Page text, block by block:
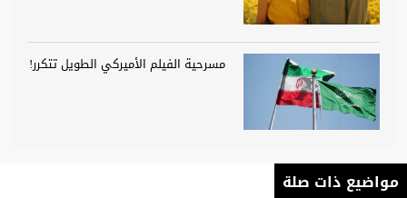
مسرحية الفيلم الأميركي الطويل تتكرر!
مواضيع ذات صلة